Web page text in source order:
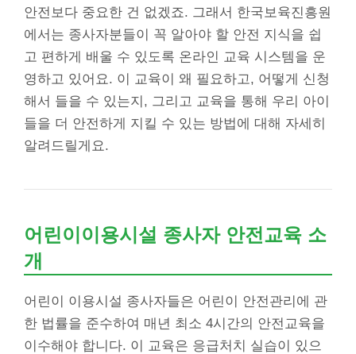
안전보다 중요한 건 없겠죠. 그래서 한국보육진흥원
에서는 종사자분들이 꼭 알아야 할 안전 지식을 쉽
고 편하게 배울 수 있도록 온라인 교육 시스템을 운
영하고 있어요. 이 교육이 왜 필요하고, 어떻게 신청
해서 들을 수 있는지, 그리고 교육을 통해 우리 아이
들을 더 안전하게 지킬 수 있는 방법에 대해 자세히
알려드릴게요.
어린이이용시설 종사자 안전교육 소
개
어린이 이용시설 종사자들은 어린이 안전관리에 관
한 법률을 준수하여 매년 최소 4시간의 안전교육을
이수해야 합니다. 이 교육은 응급처치 실습이 있으